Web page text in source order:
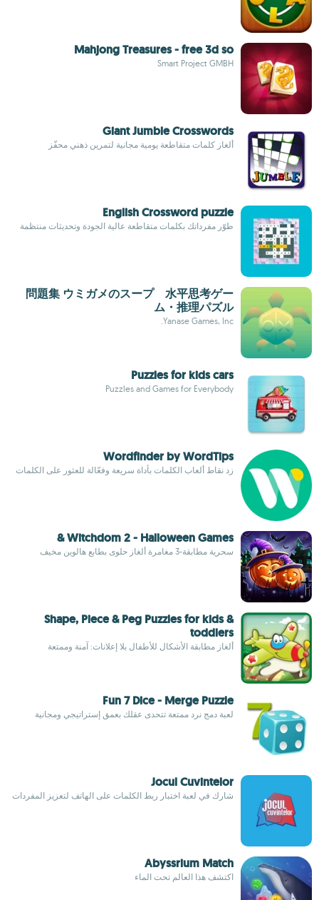
Mahjong Treasures - free 3d so
Smart Project GMBH
Giant Jumble Crosswords
ألغاز كلمات متقاطعة يومية مجانية لتمرين ذهني محفّز
English Crossword puzzle
طوّر مفرداتك بكلمات متقاطعة عالية الجودة وتحديثات منتظمة
問題集 ウミガメのスープ 水平思考ゲー
ム・推理パズル
Yanase Games, Inc.
Puzzles for kids cars
Puzzles and Games for Everybody
Wordfinder by WordTips
زد نقاط ألعاب الكلمات بأداة سريعة وفعّالة للعثور على الكلمات
Witchdom 2 - Halloween Games &
سحرية مطابقة-3 مغامرة ألغاز حلوى بطابع هالوين مخيف
Shape, Piece & Peg Puzzles for kids &
toddlers
ألغاز مطابقة الأشكال للأطفال بلا إعلانات: آمنة وممتعة
Fun 7 Dice - Merge Puzzle
لعبة دمج نرد ممتعة تتحدى عقلك بعمق إستراتيجي ومجانية
Jocul Cuvintelor
شارك في لعبة اختبار ربط الكلمات على الهاتف لتعزيز المفردات
Abyssrium Match
اكتشف هذا العالم تحت الماء